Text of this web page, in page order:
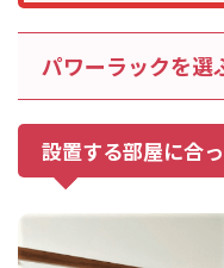
パワーラックを選
設置する部屋に合